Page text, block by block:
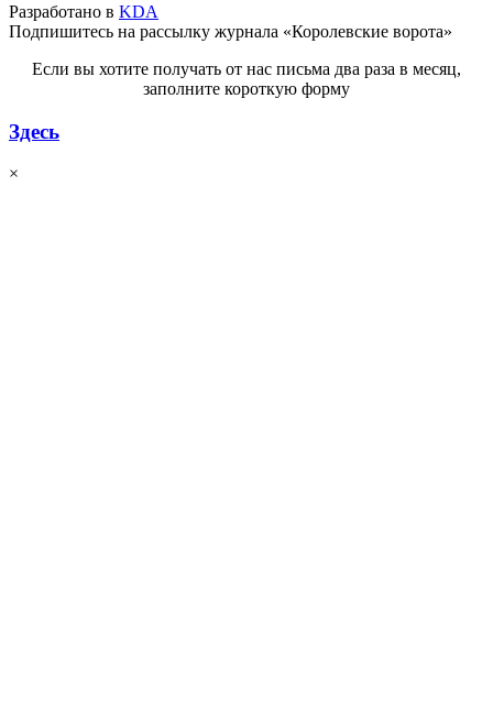
Разработано в KDA
Подпишитесь на рассылку журнала «Королевские ворота»
Если вы хотите получать от нас письма два раза в месяц,
заполните короткую форму
Здесь
×